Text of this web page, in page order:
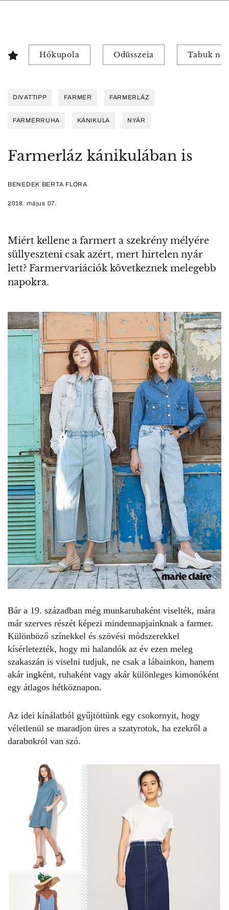
Hőkupola Odüsszeia Tabuk
DIVATTIPP FARMER FARMERLÁZ
FARMERRUHA KÁNIKULA NYÁR
Farmerláz kánikulában is
BENEDEK BERTA FLÓRA
2018. május 07.
Miért kellene a farmert a szekrény mélyére
süllyeszteni csak azért, mert hirtelen nyár
lett? Farmervariációk következnek melegebb
napokra.
Bár a 19. században még munkaruhaként viselték, mára
már szerves részét képezi mindennapjainknak a farmer.
Különböző színekkel és szövési módszerekkel
kísérletezték, hogy mi halandók az év ezen meleg
szakaszán is viselni tudjuk, ne csak a lábainkon, hanem
akár ingként, ruhaként vagy akár különleges kimonóként
egy átlagos hétköznapon.
Az idei kínálatból gyűjtöttünk egy csokornyit, hogy
véletlenül se maradjon üres a szatyrotok, ha ezekről a
darabokról van szó.